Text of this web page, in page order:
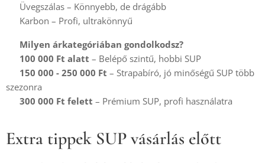
🔹 Üvegszálas – Könnyebb, de drágább
🔹 Karbon – Profi, ultrakönnyű
Milyen árkategóriában gondolkodsz?
100 000 Ft alatt – Belépő szintű, hobbi SUP
150 000 - 250 000 Ft – Strapabíró, jó minőségű SUP több
szezonra
300 000 Ft felett – Prémium SUP, profi használatra
Extra tippek SUP vásárlás előtt